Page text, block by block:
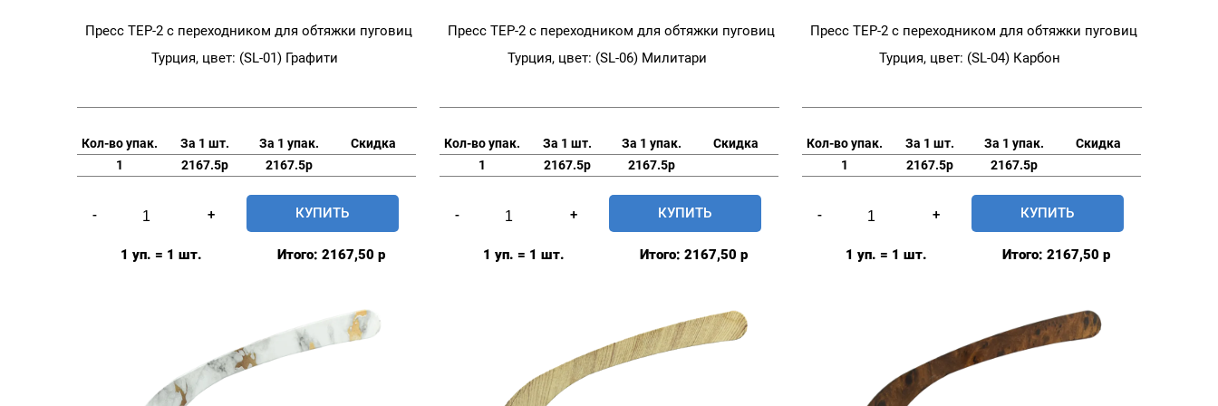
Пресс TEP-2 с переходником для обтяжки пуговиц
Турция, цвет: (SL-01) Графити
Кол-во упак. За 1 шт. За 1 упак.
Скидка
1
2167.5р 2167.5р
-
товара
Пресс
пуговиц
+ КУПИТЬ
1 уп. = 1 шт. Итого: 2167,50 р
Пресс TEP-2 с переходником для обтяжки пуговиц
Турция, цвет: (SL-06) Милитари
Кол-во упак. За 1 шт. За 1 упак.
Скидка
1
2167.5р 2167.5р
-
товара
Пресс
обтяжки
пуговиц
+ КУПИТЬ
1 уп. = 1 шт. Итого: 2167,50 р
Пресс TEP-2 с переходником для обтяжки пуговиц
Турция, цвет: (SL-04) Карбон
Кол-во упак. За 1 шт. За 1 упак.
Скидка
1
2167.5р 2167.5р
-
товара
Пресс
обтяжки
пуговиц
+ КУПИТЬ
1 уп. = 1 шт. Итого: 2167,50 р